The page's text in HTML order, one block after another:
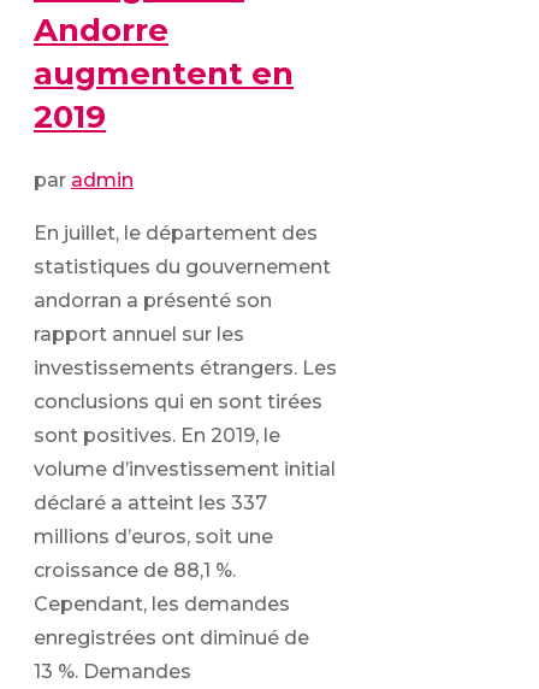
Andorre
augmentent en
2019
par admin
En juillet, le département des
statistiques du gouvernement
andorran a présenté son
rapport annuel sur les
investissements étrangers. Les
conclusions qui en sont tirées
sont positives. En 2019, le
volume d’investissement initial
déclaré a atteint les 337
millions d’euros, soit une
croissance de 88,1 %.
Cependant, les demandes
enregistrées ont diminué de
13 %. Demandes